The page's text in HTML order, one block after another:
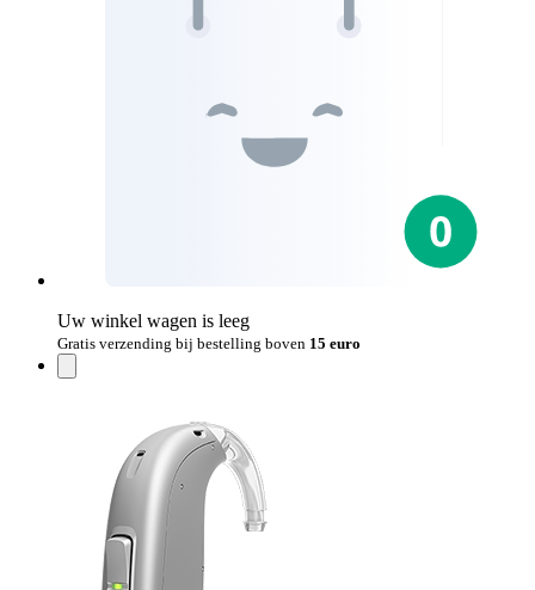
Uw winkel wagen is leeg
Gratis verzending bij bestelling boven 15 euro